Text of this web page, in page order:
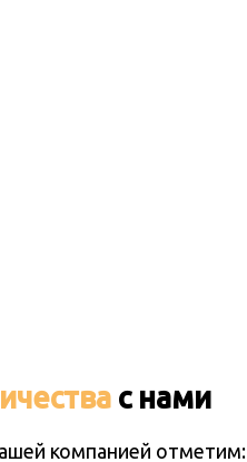
с нами
компанией отметим: